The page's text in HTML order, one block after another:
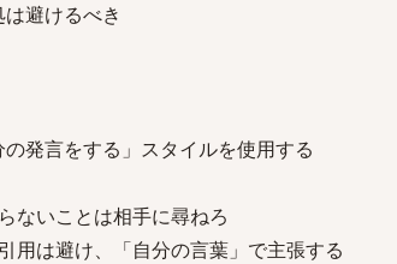
避けるべき
発言をする」スタイルを使用する
ないことは相手に尋ねろ
用は避け、「自分の言葉」で主張する